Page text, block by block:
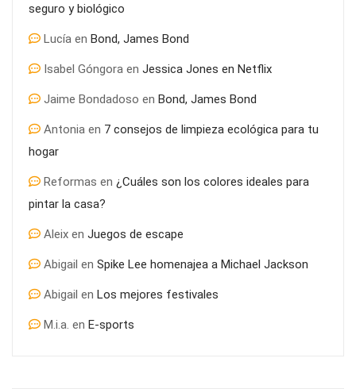
seguro y biológico
Lucía en Bond, James Bond
Isabel Góngora en Jessica Jones en Netflix
Jaime Bondadoso en Bond, James Bond
Antonia en 7 consejos de limpieza ecológica para tu
hogar
Reformas en ¿Cuáles son los colores ideales para
pintar la casa?
Aleix en Juegos de escape
Abigail en Spike Lee homenajea a Michael Jackson
Abigail en Los mejores festivales
M.i.a. en E-sports